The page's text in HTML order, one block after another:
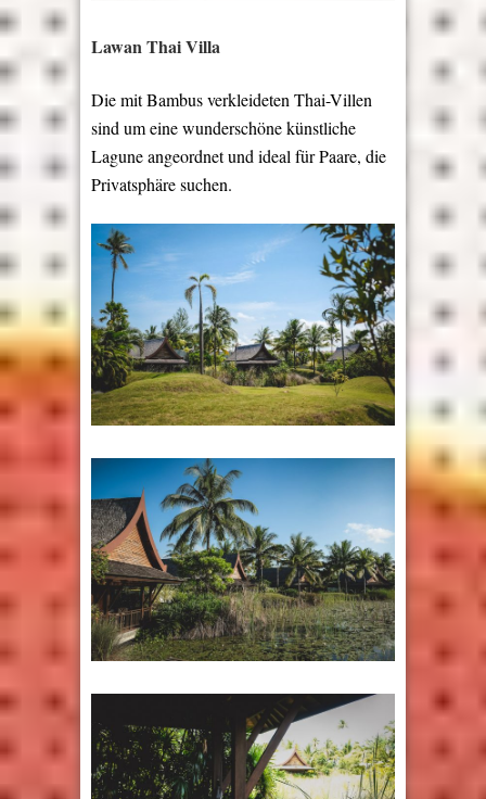
Lawan Thai Villa
Die mit Bambus verkleideten Thai-Villen
sind um eine wunderschöne künstliche
Lagune angeordnet und ideal für Paare, die
Privatsphäre suchen.